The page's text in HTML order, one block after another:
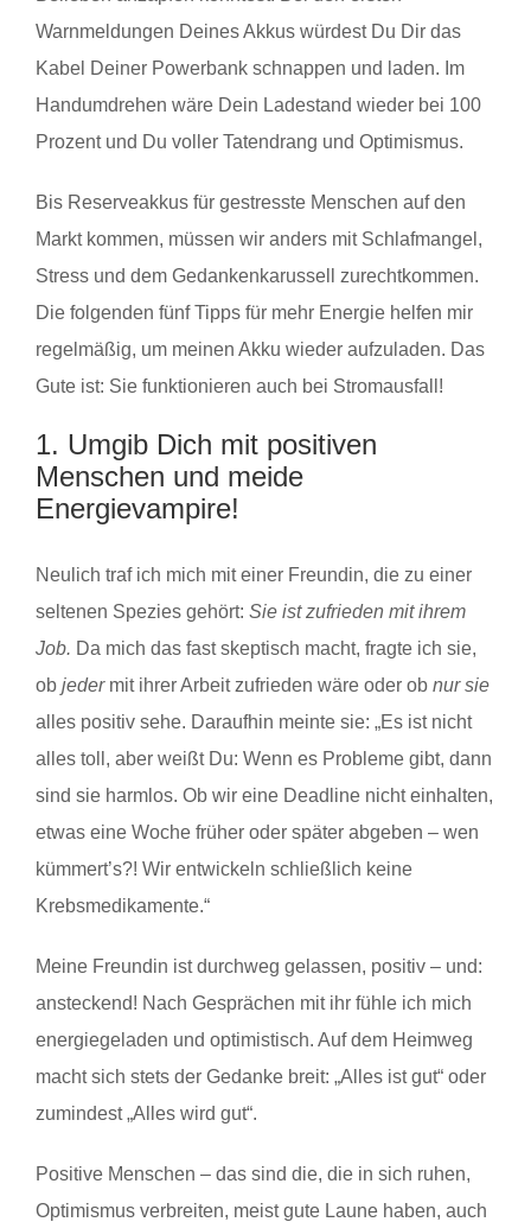
Warnmeldungen Deines Akkus würdest Du Dir das
Kabel Deiner Powerbank schnappen und laden. Im
Handumdrehen wäre Dein Ladestand wieder bei 100
Prozent und Du voller Tatendrang und Optimismus.
Bis Reserveakkus für gestresste Menschen auf den
Markt kommen, müssen wir anders mit Schlafmangel,
Stress und dem Gedankenkarussell zurechtkommen.
Die folgenden fünf Tipps für mehr Energie helfen mir
regelmäßig, um meinen Akku wieder aufzuladen. Das
Gute ist: Sie funktionieren auch bei Stromausfall!
1. Umgib Dich mit positiven
Menschen und meide
Energievampire!
Neulich traf ich mich mit einer Freundin, die zu einer
seltenen Spezies gehört: Sie ist zufrieden mit ihrem
Job. Da mich das fast skeptisch macht, fragte ich sie,
ob jedermit ihrer Arbeit zufrieden wäre oder ob nur sie
alles positiv sehe. Daraufhin meinte sie: „Es ist nicht
alles toll, aber weißt Du: Wenn es Probleme gibt, dann
sind sie harmlos. Ob wir eine Deadline nicht einhalten,
etwas eine Woche früher oder später abgeben – wen
kümmert’s?! Wir entwickeln schließlich keine
Krebsmedikamente.“
Meine Freundin ist durchweg gelassen, positiv – und:
ansteckend! Nach Gesprächen mit ihr fühle ich mich
energiegeladen und optimistisch. Auf dem Heimweg
macht sich stets der Gedanke breit: „Alles ist gut“ oder
zumindest „Alles wird gut“.
Positive Menschen – das sind die, die in sich ruhen,
Optimismus verbreiten, meist gute Laune haben, auch